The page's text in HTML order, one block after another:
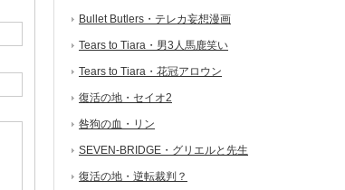
Bullet Butlers・テレカ妄想漫画
Tears to Tiara・男3人馬鹿笑い
Tears to Tiara・花冠アロウン
復活の地・セイオ2
咎狗の血・リン
SEVEN-BRIDGE・グリエルと先生
復活の地・逆転裁判？